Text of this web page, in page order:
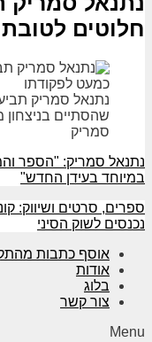
חלוטים לטובתו
נתנאל סמריק
שהסתיים
סמריק
נתנאל סמריק: "הספר
במיוחד בעידן החדש"
ספרים, סרטים ושיווק:
נכנסים לשוק הסיני​
אוסף כתבות
אודות
בלוג
צור קשר
Menu